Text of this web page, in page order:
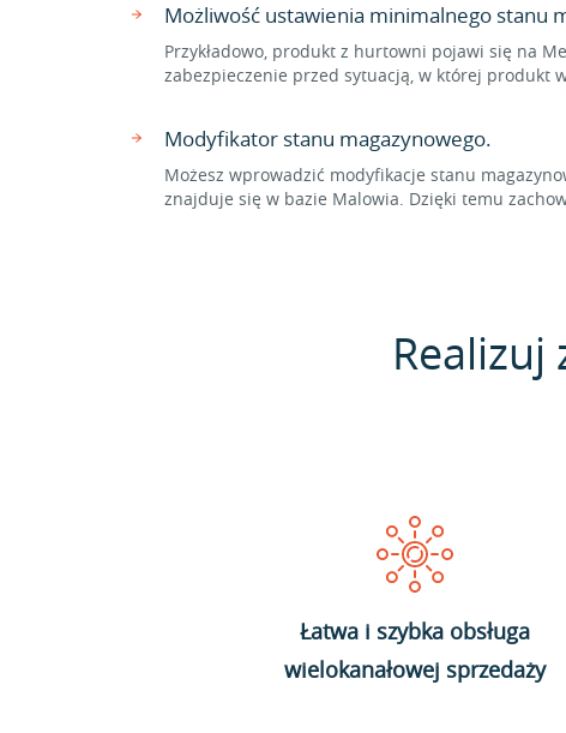
Możliwość ustawienia minimalnego stanu
Przykładowo, produkt z hurtowni pojawi się na
zabezpieczenie przed sytuacją, w której produkt
Modyfikator stanu magazynowego.
Możesz wprowadzić modyfikacje stanu
znajduje się w bazie Malowia. Dzięki temu
Realizuj
Łatwa i szybka obsługa
wielokanałowej sprzedaży